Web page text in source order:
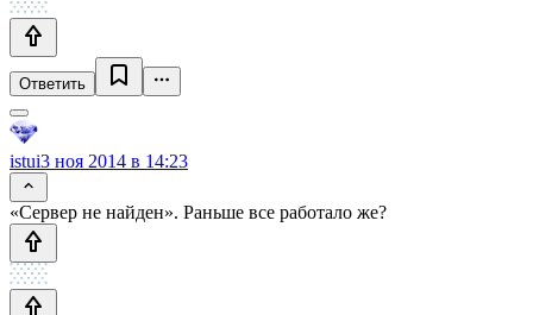
Ответить
istui3 ноя 2014 в 14:23
«Сервер не найден». Раньше все работало же?